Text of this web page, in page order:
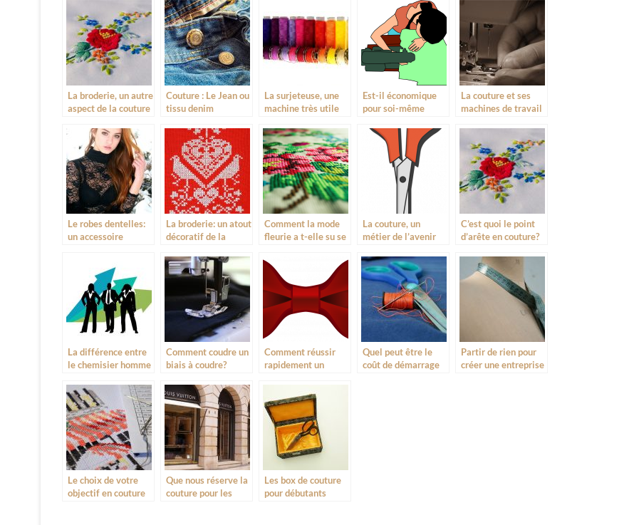
dans l’artisanat
La broderie, un autre
aspect de la couture
Couture : Le Jean ou
tissu denim
La surjeteuse, une
machine très utile
Est-il économique
pour soi-même
La couture et ses
machines de travail
Le robes dentelles:
un accessoire
La broderie: un atout
décoratif de la
Comment la mode
fleurie a t-elle su se
la couture actuelle ?
La couture, un
métier de l’avenir
C’est quoi le point
d’arête en couture?
La différence entre
le chemisier homme
Comment coudre un
biais à coudre?
Comment réussir
rapidement un
Quel peut être le
coût de démarrage
Partir de rien pour
créer une entreprise
Le choix de votre
objectif en couture
Que nous réserve la
couture pour les
Les box de couture
pour débutants